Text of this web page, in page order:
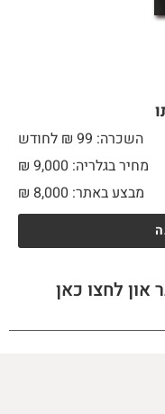
השכרה: 99 ₪ לחודש
מחיר בגלריה: 9,000 ₪
מבצע באתר:
₪ 8,000
און לחצו כאן